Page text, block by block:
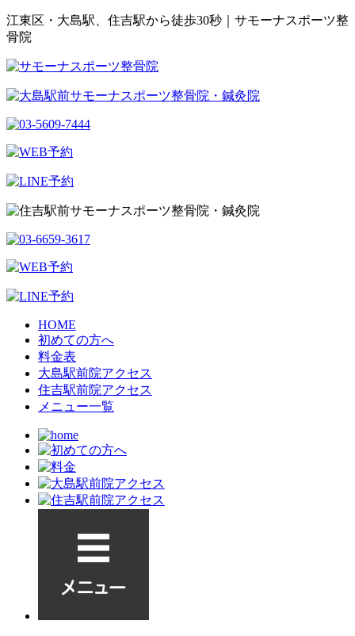
江東区・大島駅、住吉駅から徒歩30秒｜サモーナスポーツ整
骨院
HOME
初めての方へ
料金表
大島駅前院アクセス
住吉駅前院アクセス
メニュー一覧